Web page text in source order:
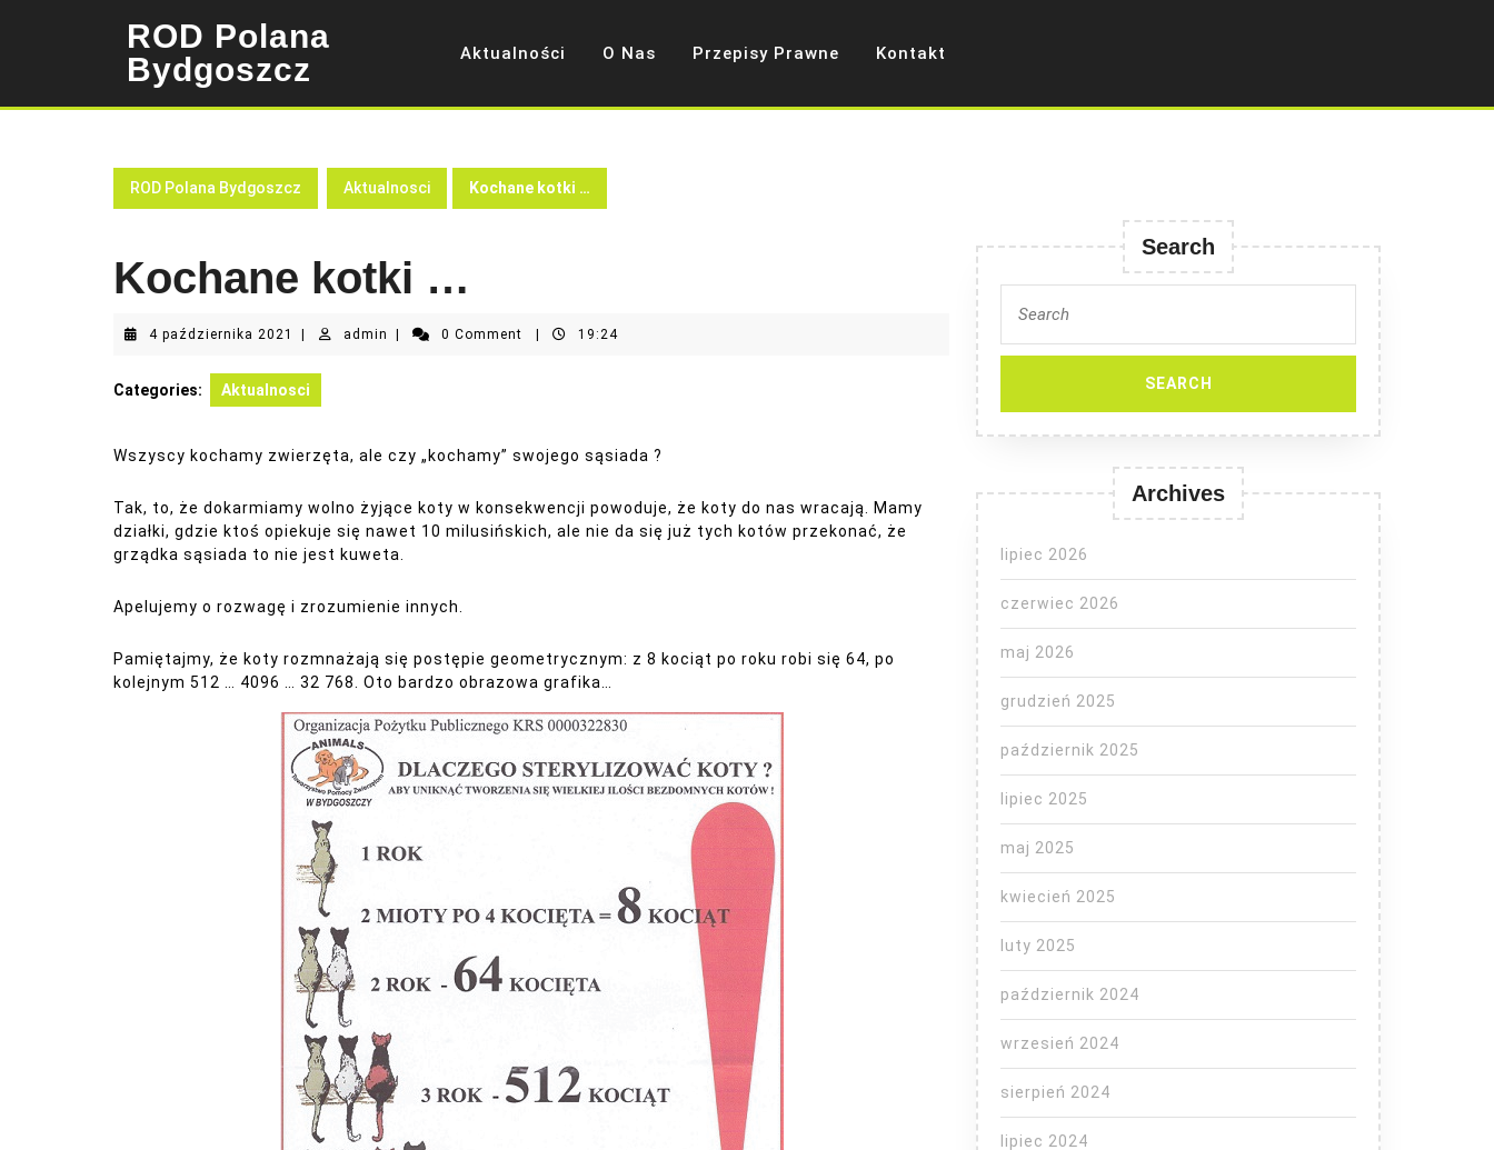
ROD Polana
Bydgoszcz
Aktualności O Nas Przepisy Prawne Kontakt
ROD Polana Bydgoszcz Aktualnosci Kochane kotki …
Kochane kotki …
4 października 2021
2021
admin admin 0 Comment 19:24
Categories: Aktualnosci
Wszyscy kochamy zwierzęta, ale czy „kochamy” swojego sąsiada ?
Tak, to, że dokarmiamy wolno żyjące koty w konsekwencji powoduje, że koty do nas wracają. Mamy
działki, gdzie ktoś opiekuje się nawet 10 milusińskich, ale nie da się już tych kotów przekonać, że
grządka sąsiada to nie jest kuweta.
Apelujemy o rozwagę i zrozumienie innych.
Pamiętajmy, że koty rozmnażają się postępie geometrycznym: z 8 kociąt po roku robi się 64, po
kolejnym 512 … 4096 … 32 768. Oto bardzo obrazowa grafika…
Search
for:
Archives
lipiec 2026
czerwiec 2026
maj 2026
grudzień 2025
październik 2025
lipiec 2025
maj 2025
kwiecień 2025
luty 2025
październik 2024
wrzesień 2024
sierpień 2024
lipiec 2024